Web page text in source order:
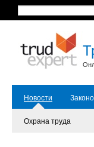
Новости
Охрана труда